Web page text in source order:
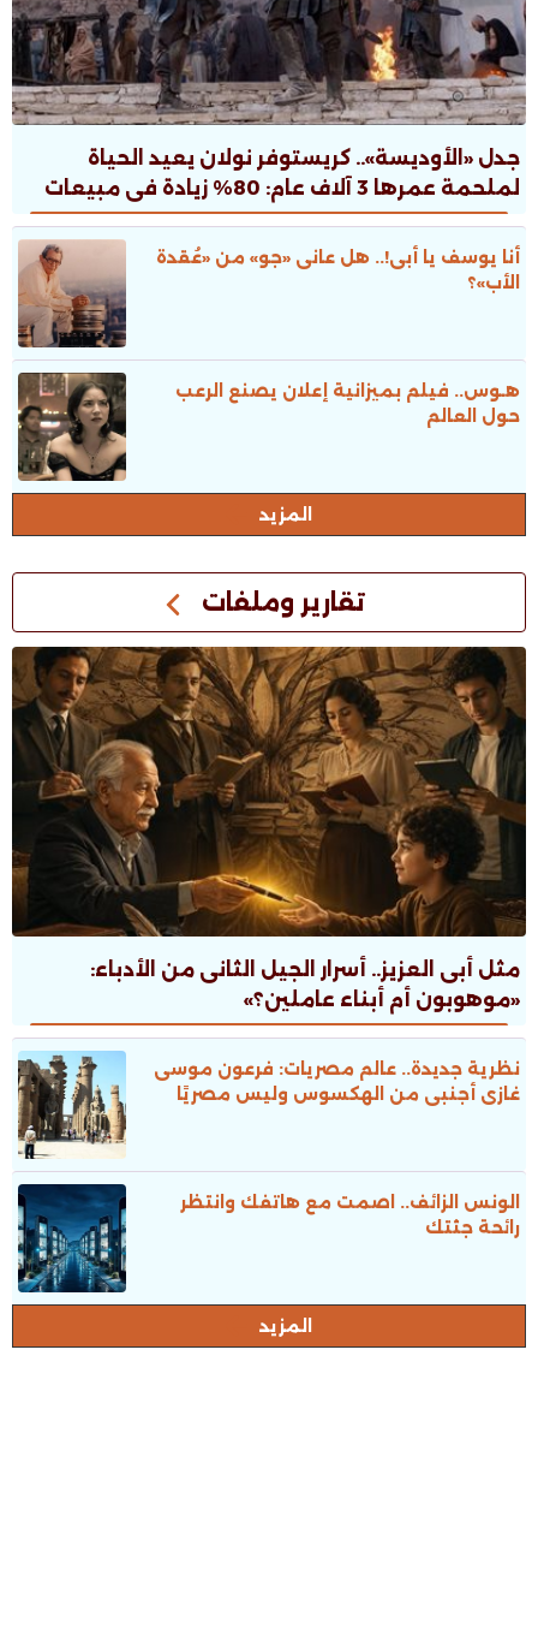
جدل «الأوديسة».. كريستوفر نولان يعيد الحياة
لملحمة عمرها 3 آلاف عام: 80% زيادة فى مبيعات
الطبعات.. ونقاش ثقافى صاخب
أنا يوسف يا أبى!.. هل عانى «جو» من «عُقدة
الأب»؟
هـوس.. فيلم بميزانية إعلان يصنع الرعب
حول العالم
المزيد
تقارير وملفات
مثل أبى العزيز.. أسرار الجيل الثانى من الأدباء:
«موهوبون أم أبناء عاملين؟»
نظرية جديدة.. عالم مصريات: فرعون موسى
غازى أجنبى من الهكسوس وليس مصريًا
الونس الزائف.. اصمت مع هاتفك وانتظر
رائحة جثتك
المزيد